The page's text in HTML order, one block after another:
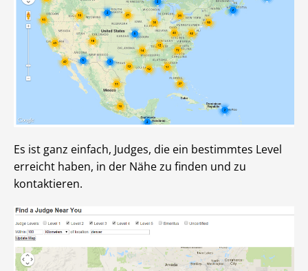
Es ist ganz einfach, Judges, die ein bestimmtes Level
erreicht haben, in der Nähe zu finden und zu
kontaktieren.